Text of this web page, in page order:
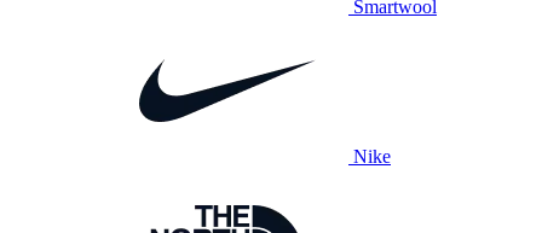
Smartwool
Nike